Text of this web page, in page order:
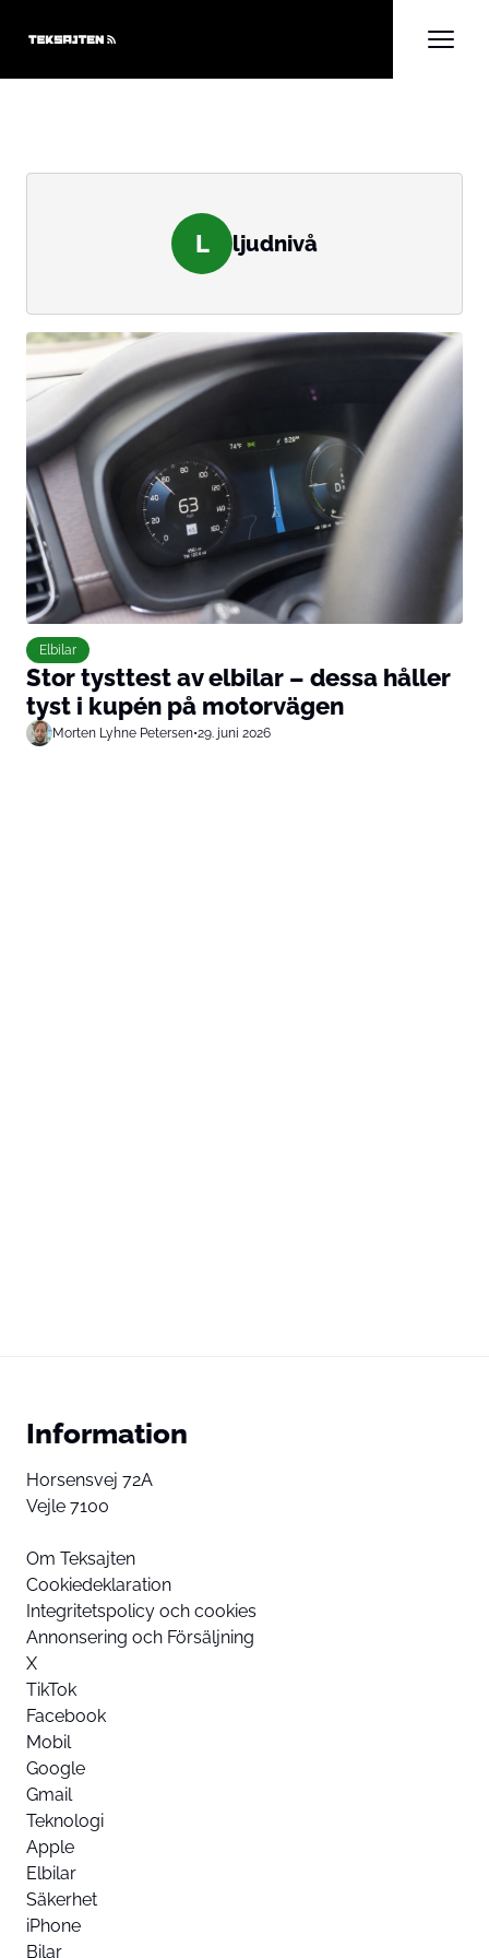
L ljudnivå
Elbilar
Stor tysttest av elbilar – dessa håller
tyst i kupén på motorvägen
Morten Lyhne Petersen•29. juni 2026
Information
Horsensvej 72A
Vejle 7100
Om Teksajten
Cookiedeklaration
Integritetspolicy och cookies
Annonsering och Försäljning
X
TikTok
Facebook
Mobil
Google
Gmail
Teknologi
Apple
Elbilar
Säkerhet
iPhone
Bilar